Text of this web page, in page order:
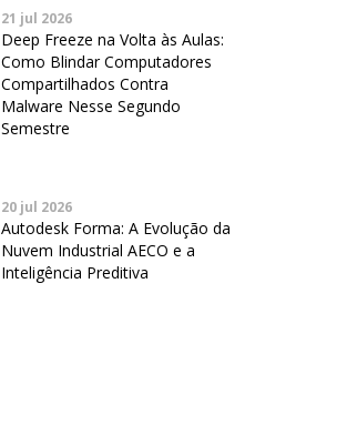
21 jul 2026
Deep Freeze na Volta às Aulas:
Como Blindar Computadores
Compartilhados Contra
Malware Nesse Segundo
Semestre
20 jul 2026
Autodesk Forma: A Evolução da
Nuvem Industrial AECO e a
Inteligência Preditiva